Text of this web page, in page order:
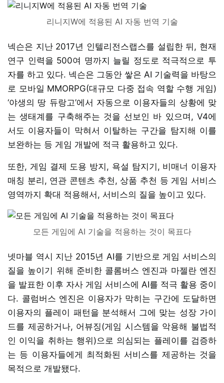
리니지W에 적용된 AI 자동 번역 기술
넥슨은 지난 2017년 인텔리전스랩스를 설립한 뒤, 현재
연구 인력을 500여 명까지 늘릴 정도로 적극적으로 투
자를 하고 있다. 넥슨은 그동안 쌓은 AI 기술력을 바탕으
로 모바일 MMORPG(대규모 다중 접속 역할 수행 게임)
‘야생의 땅 듀랑고’에서 자동으로 이용자들의 상황에 맞
는 생태계를 구축해주는 것을 선보인 바 있으며, V4에
서도 이용자들이 막혀서 이탈하는 구간을 탐지해 이를
보완하는 등 게임 개발에 적극 활용하고 있다.
또한, 게임 결제 도용 방지, 욕설 탐지기, 비매너 이용자
매칭 분리, 연관 콘텐츠 추천, 상품 추천 등 게임 서비스
영역까지 확대 적용해서, 서비스의 질을 높이고 있다.
모든 게임에 AI 기술을 적용하는 것이 목표다
넷마블 역시 지난 2015년 AI를 기반으로 게임 서비스의
질을 높이기 위해 준비한 콜롬버스 엔진과 마젤란 엔진
을 발표한 이후 자사 게임 서비스에 AI를 적극 활용 중이
다. 콜럼버스 엔진은 이용자가 막히는 구간에 도달하면
이용자의 플레이 패턴을 분석해서 그에 맞는 성장 가이
드를 제공하거나, 어뷰징(게임 시스템을 악용해 불법적
인 이익을 취하는 행위)으로 의심되는 플레이를 검증하
는 등 이용자들에게 최적화된 서비스를 제공하는 것을
목적으로 개발됐다.